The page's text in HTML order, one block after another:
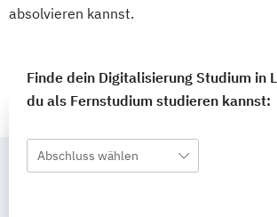
absolvieren kannst.
Finde dein Digitalisierung Studium in
du als Fernstudium studieren kannst:
Abschluss wählen